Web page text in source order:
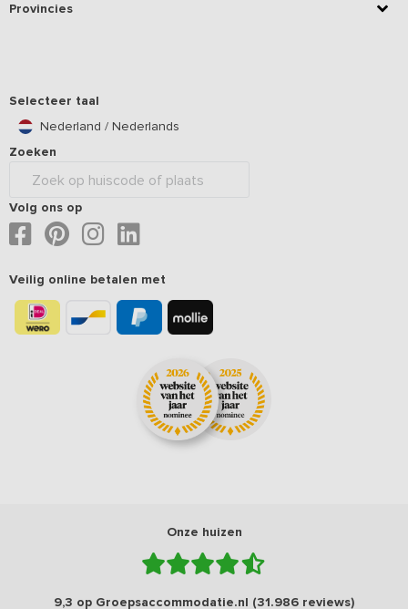
Provincies
Selecteer taal
Nederland / Nederlands
Zoeken
Volg ons op
Veilig online betalen met
Onze huizen
9,3 op Groepsaccommodatie.nl (31.986 reviews)